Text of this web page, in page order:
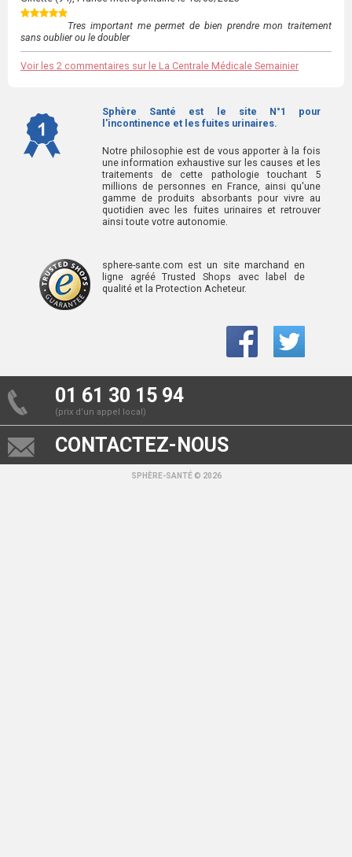
Tres important me permet de bien prendre mon traitement
sans oublier ou le doubler
Voir les 2 commentaires sur le La Centrale Médicale Semainier
Sphère Santé est le site N°1 pour
l'incontinence et les fuites urinaires.
Notre philosophie est de vous apporter à la fois
une information exhaustive sur les causes et les
traitements de cette pathologie touchant 5
millions de personnes en France, ainsi qu'une
gamme de produits absorbants pour vivre au
quotidien avec les fuites urinaires et retrouver
ainsi toute votre autonomie.
sphere-sante.com est un site marchand en
ligne agréé Trusted Shops avec label de
qualité et la Protection Acheteur.
01 61 30 15 94
(prix d’un appel local)
CONTACTEZ-NOUS
SPHÈRE-SANTÉ © 2026